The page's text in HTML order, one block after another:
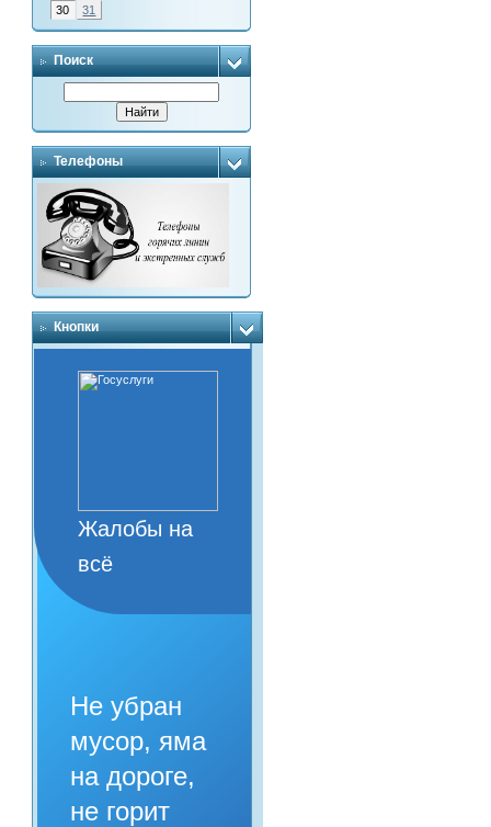
30
31
Поиск
Телефоны
Кнопки
Жалобы на
всё
Не убран
мусор, яма
на дороге,
не горит